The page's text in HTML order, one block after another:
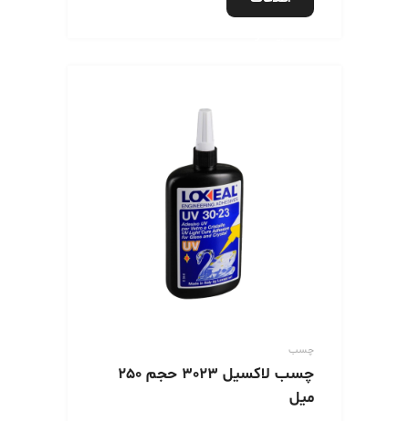
چسب
چسب لاکسیل 3023 حجم 250
میل